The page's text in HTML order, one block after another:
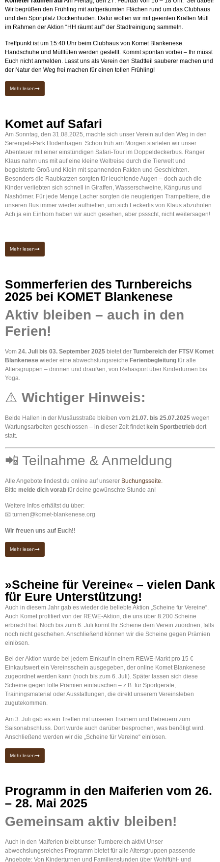
Wir begrüßen den Frühling mit aufgeräumten Flächen rund um das Clubhaus
und den Sportplatz Dockenhuden. Dafür wollen wir mit geeinten Kräften Müll
im Rahmen der Aktion “HH räumt auf” der Stadtreinigung sammeln.
Treffpunkt ist um 15:40 Uhr beim Clubhaus von Komet Blankenese.
Handschuhe und Mülltüten werden gestellt. Kommt spontan vorbei – Ihr müsst
Euch nicht anmelden. Lasst uns als Verein den Stadtteil sauberer machen und
der Natur den Weg frei machen für einen tollen Frühling!
Mehr lesen
Komet auf Safari
Am Sonntag, den 31.08.2025, machte sich unser Verein auf den Weg in den
Serengeti-Park Hodenhagen. Schon früh am Morgen starteten wir unser
Abenteuer mit einer einstündigen Safari-Tour im Doppeldeckerbus. Ranger
Klaus nahm uns mit auf eine kleine Weltreise durch die Tierwelt und
begeisterte Groß und Klein mit spannenden Fakten und Geschichten.
Besonders die Raubkatzen sorgten für leuchtende Augen – doch auch die
Kinder verliebten sich schnell in Giraffen, Wasserschweine, Kängurus und
Nashörner. Für jede Menge Lacher sorgten die neugierigen Trampeltiere, die
unseren Bus immer wieder aufhielten, um sich Leckerlis von Klaus abzuholen.
Ach ja ein Einhorn haben wir auch gesehen, aber pssscht, nicht weitersagen!
Mehr lesen
Sommerferien des Turnbereichs
2025 bei KOMET Blankenese
Aktiv bleiben – auch in den
Ferien!
Vom 24. Juli bis 03. September 2025 bietet der Turnbereich der FTSV Komet
Blankenese wieder eine abwechslungsreiche Ferienbegleitung für alle
Altersgruppen – drinnen und draußen, von Rehasport über Kinderturnen bis
Yoga.
⚠️ Wichtiger Hinweis:
Beide Hallen in der Musäusstraße bleiben vom 21.07. bis 25.07.2025 wegen
Wartungsarbeiten geschlossen – in dieser Zeit findet kein Sportbetrieb dort
statt.
📲 Teilnahme & Anmeldung
Alle Angebote findest du online auf unserer Buchungsseite.
Bitte melde dich vorab für deine gewünschte Stunde an!
Weitere Infos erhältst du über:
📧 turnen@komet-blankenese.org
Wir freuen uns auf Euch!!
Mehr lesen
»Scheine für Vereine« – vielen Dank
für Eure Unterstützung!
Auch in diesem Jahr gab es wieder die beliebte Aktion „Scheine für Vereine“.
Auch Komet profitiert von der REWE-Aktion, die uns über 8.200 Scheine
erbracht hat. Noch bis zum 6. Juli könnt Ihr Scheine dem Verein zuordnen, falls
noch nicht geschehen. Anschließend können wir die Scheine gegen Prämien
einlösen.
Bei der Aktion wurde bei jedem Einkauf in einem REWE-Markt pro 15 €
Einkaufswert ein Vereinsschein ausgegeben, der online Komet Blankenese
zugeordnet werden kann (noch bis zum 6. Juli). Später lassen sich diese
Scheine gegen tolle Prämien eintauschen – z.B. für Sportgeräte,
Trainingsmaterial oder Ausstattungen, die direkt unserem Vereinsleben
zugutekommen.
Am 3. Juli gab es ein Treffen mit unseren Trainern und Betreuern zum
Saisonabschluss. Dort wurde auch darüber besprochen, was benötigt wird.
Anschließend werden wir die „Scheine für Vereine“ einlösen.
Mehr lesen
Programm in den Maiferien vom 26.
– 28. Mai 2025
Gemeinsam aktiv bleiben!
Auch in den Maiferien bleibt unser Turnbereich aktiv! Unser
abwechslungsreiches Programm bietet für alle Altersgruppen passende
Angebote: Von Kinderturnen und Familienstunden über Wohlfühl- und